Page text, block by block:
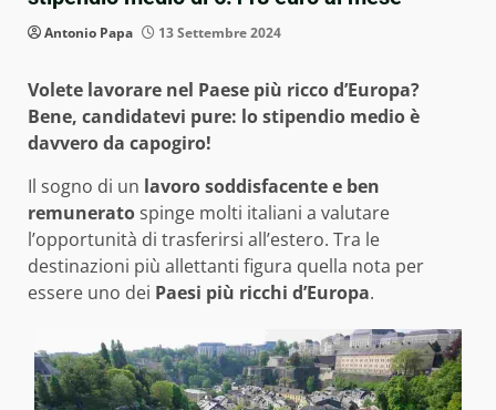
Antonio Papa 13 Settembre 2024
Volete lavorare nel Paese più ricco d’Europa?
Bene, candidatevi pure: lo stipendio medio è
davvero da capogiro!
Il sogno di un lavoro soddisfacente e ben
remuneratospinge molti italiani a valutare
l’opportunità di trasferirsi all’estero. Tra le
destinazioni più allettanti figura quella nota per
essere uno dei Paesi più ricchi d’Europa.